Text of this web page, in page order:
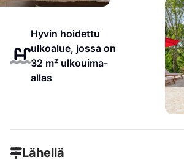
Hyvin hoidettu
ulkoalue, jossa on
32 m² ulkouima-
allas
Lähellä